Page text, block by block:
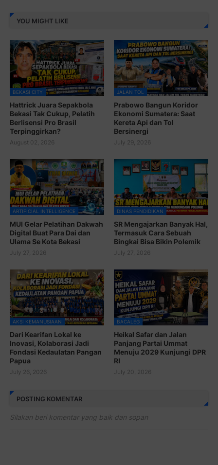
YOU MIGHT LIKE
BEKASI CITY
Hattrick Juara Sepakbola
Bekasi Tak Cukup, Pelatih
Berlisensi Pro Brasil
Terpinggirkan?
August 02, 2026
JALAN TOL
Prabowo Bangun Koridor
Ekonomi Sumatera: Saat
Kereta Api dan Tol
Bersinergi
July 29, 2026
ARTIFICIAL INTELLIGENCE
MUI Gelar Pelatihan Dakwah
Digital Buat Para Dai dan
Ulama Se Kota Bekasi
July 27, 2026
DINAS PENDIDIKAN
SR Mengajarkan Banyak Hal,
Termasuk Cara Sebuah
Bingkai Bisa Bikin Polemik
July 27, 2026
AKSI KEMANUSIAAN
Dari Kearifan Lokal ke
Inovasi, Kolaborasi Jadi
Fondasi Kedaulatan Pangan
Papua
July 26, 2026
BACALEG
Heikal Safar dan Jalan
Panjang Partai Ummat
Menuju 2029 Kunjungi DPR
RI
July 20, 2026
POSTING KOMENTAR
Silakan beri komentar yang baik dan sopan